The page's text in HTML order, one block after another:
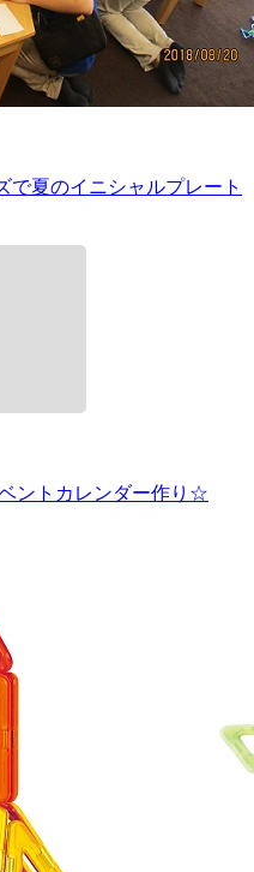
で夏のイニシャルプレート
ベントカレンダー作り☆